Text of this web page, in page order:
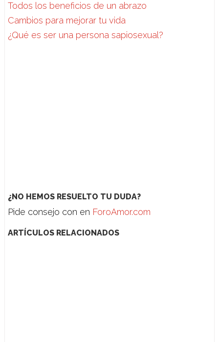
Todos los beneficios de un abrazo
Cambios para mejorar tu vida
¿Qué es ser una persona sapiosexual?
¿NO HEMOS RESUELTO TU DUDA?
Pide consejo con en ForoAmor.com
ARTÍCULOS RELACIONADOS